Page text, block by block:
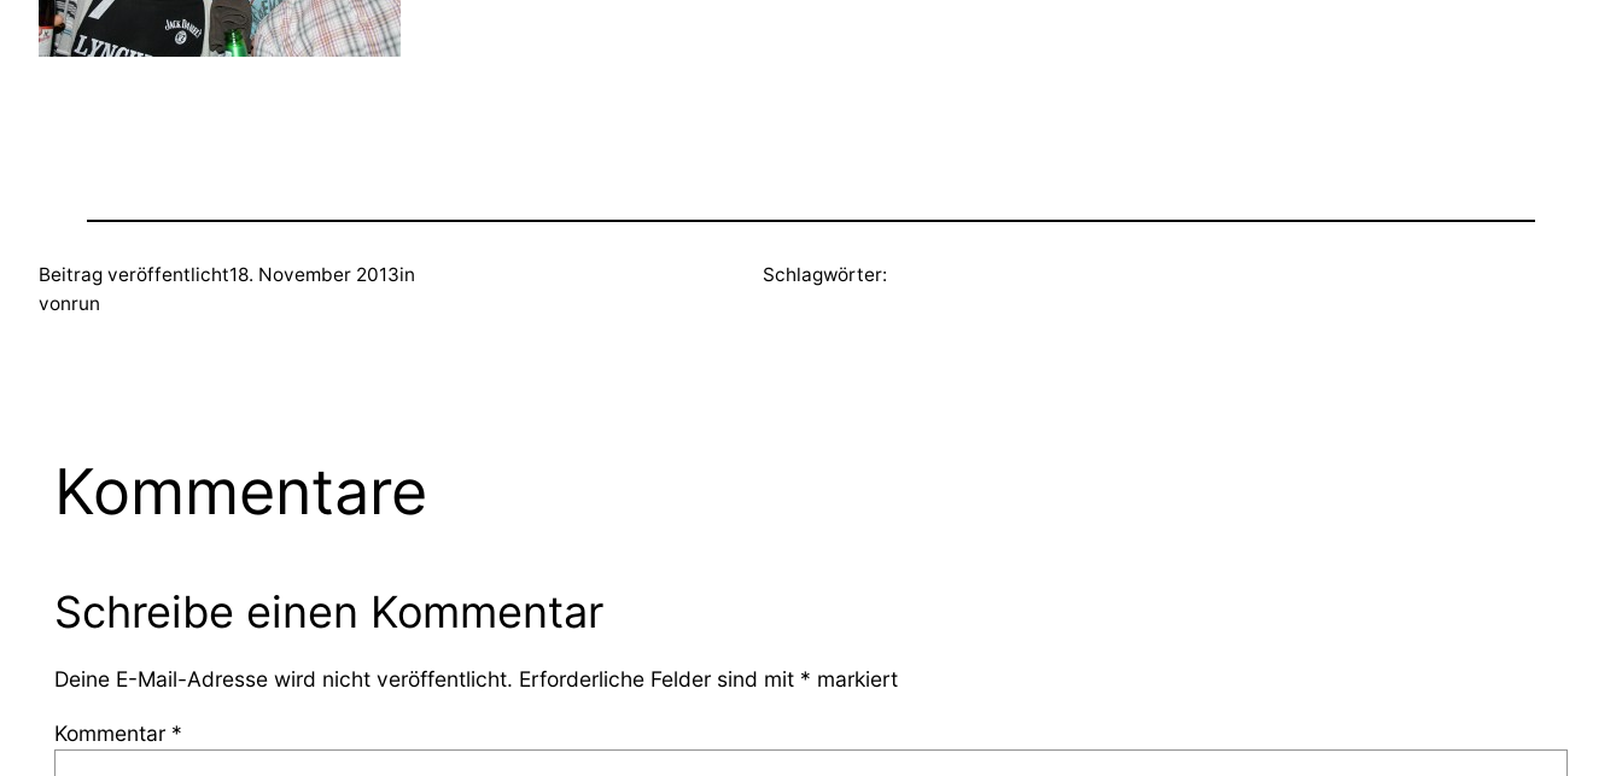
Beitrag veröffentlicht18. November 2013in
vonrun
Schlagwörter:
Kommentare
Schreibe einen Kommentar
Deine E-Mail-Adresse wird nicht veröffentlicht. Erforderliche Felder sind mit * markiert
Kommentar *